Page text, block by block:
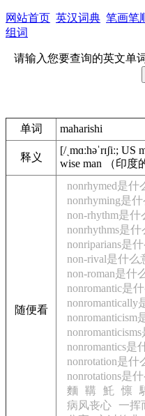
网站首页 英汉词典 笔画笔
组词
请输入您要查询的英文单
单词 maharishi
释义
[/ˏmɑːhəˈrɪʃiː; US
wise man （印度
随便看
nonrhymed是什
nonrhyming是
non-rhythm是什
nonrhythms是什
nonriparians是
non-rival是什么
non-roman是什
nonromantic是
nonromantically
nonromanticism
nonromantics是
nonrotation是什
nonrotations是
麵
鞲 魠 懔
病风丧心
一挥